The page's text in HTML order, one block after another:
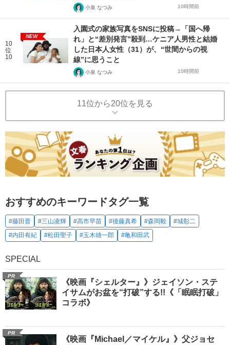
小泉 なつみ 10時間前
10
位
10
NEW
入園式の家族写真をSNSに投稿→「国へ帰
れ」と“差別発言”殺到…ケニア人男性と結婚
した日本人女性（31）が、“世間からの視
線”に思うこと
小泉 なつみ 10時間前
11位から20位を見る
おすすめのキーワードタグ一覧
#藤田晋 #三山凌輝 #高市早苗 #後藤真希 #森岡毅
#城彰二
#内田有紀
#松田聖子 #玉木雄一郎 #亀和田武
SPECIAL
PR
《映画『シェルター』》ジェイソン・ステ
イサムがお盆を“打破”する!!《「眠眠打破」
コラボ》
PR
《映画『Michael／マイケル』》父ジョセ